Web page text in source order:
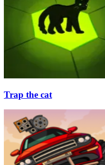
Trap the cat